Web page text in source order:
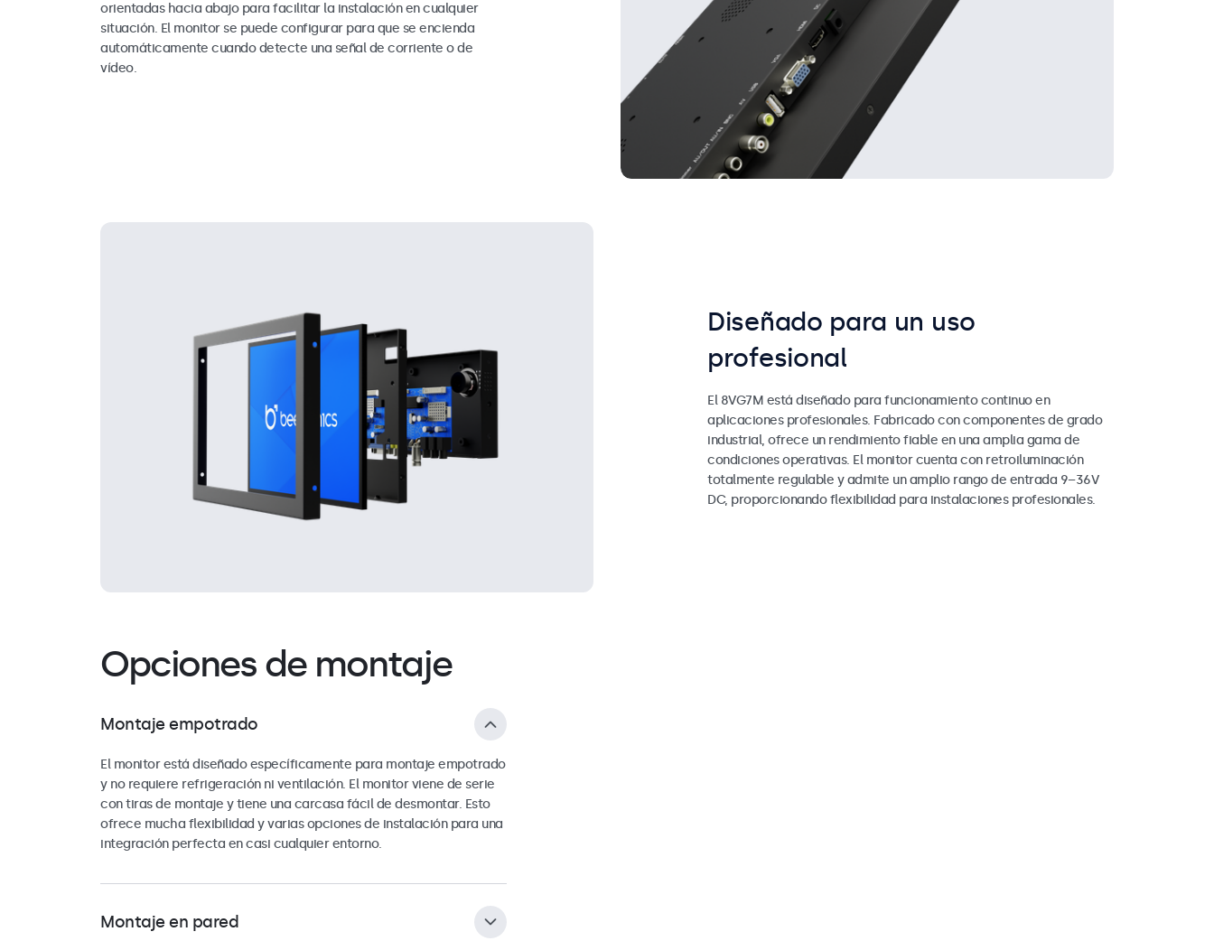
orientadas hacia abajo para facilitar la instalación en cualquier
situación. El monitor se puede configurar para que se encienda
automáticamente cuando detecte una señal de corriente o de
vídeo.
Diseñado para un uso
profesional
El 8VG7M está diseñado para funcionamiento continuo en
aplicaciones profesionales. Fabricado con componentes de grado
industrial, ofrece un rendimiento fiable en una amplia gama de
condiciones operativas. El monitor cuenta con retroiluminación
totalmente regulable y admite un amplio rango de entrada 9–36V
DC, proporcionando flexibilidad para instalaciones profesionales.
Opciones de montaje
Montaje empotrado
El monitor está diseñado específicamente para montaje empotrado
y no requiere refrigeración ni ventilación. El monitor viene de serie
con tiras de montaje y tiene una carcasa fácil de desmontar. Esto
ofrece mucha flexibilidad y varias opciones de instalación para una
integración perfecta en casi cualquier entorno.
Montaje en pared